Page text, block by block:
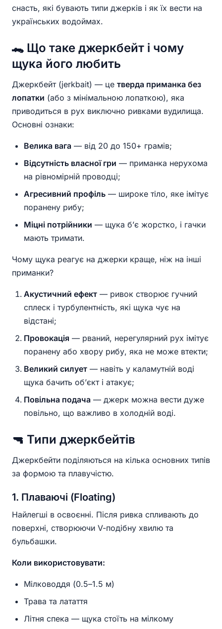
снасть, які бувають типи джерків і як їх вести на
українських водоймах.
🐊 Що таке джеркбейт і чому
щука його любить
Джеркбейт (jerkbait) — це тверда приманка без
лопатки (або з мінімальною лопаткою), яка
приводиться в рух виключно ривками вудилища.
Основні ознаки:
Велика вага — від 20 до 150+ грамів;
Відсутність власної гри — приманка нерухома
на рівномірній проводці;
Агресивний профіль — широке тіло, яке імітує
поранену рибу;
Міцні потрійники — щука б’є жорстко, і гачки
мають тримати.
Чому щука реагує на джерки краще, ніж на інші
приманки?
Акустичний ефект — ривок створює гучний
сплеск і турбулентність, які щука чує на
відстані;
Провокація — рваний, нерегулярний рух імітує
поранену або хвору рибу, яка не може втекти;
Великий силует — навіть у каламутній воді
щука бачить об’єкт і атакує;
Повільна подача — джерк можна вести дуже
повільно, що важливо в холодній воді.
🔫 Типи джеркбейтів
Джеркбейти поділяються на кілька основних типів
за формою та плавучістю.
1. Плаваючі (Floating)
Найлегші в освоєнні. Після ривка спливають до
поверхні, створюючи V-подібну хвилю та
бульбашки.
Коли використовувати:
Мілководдя (0.5–1.5 м)
Трава та латаття
Літня спека — щука стоїть на мілкому